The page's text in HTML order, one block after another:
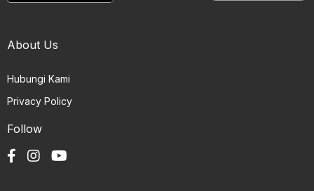
About Us
Hubungi Kami
Privacy Policy
Follow